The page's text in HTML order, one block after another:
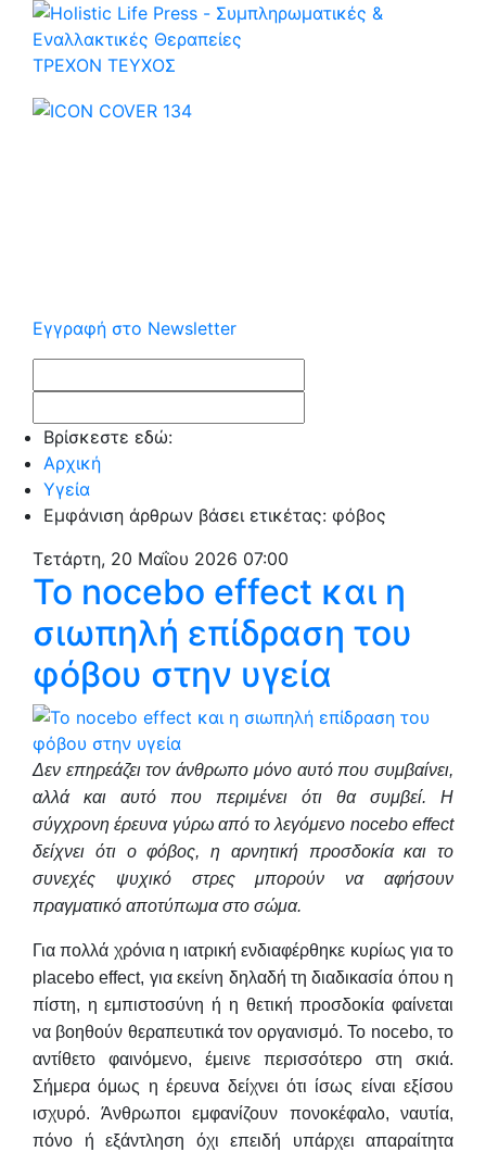
ΤΡΕΧOΝ ΤΕΥΧΟΣ
Εγγραφή στο Newsletter
Βρίσκεστε εδώ:
Αρχική
Υγεία
Εμφάνιση άρθρων βάσει ετικέτας: φόβος
Τετάρτη, 20 Μαΐου 2026 07:00
Το nocebo effect και η
σιωπηλή επίδραση του
φόβου στην υγεία
Δεν επηρεάζει τον άνθρωπο μόνο αυτό που συμβαίνει,
αλλά και αυτό που περιμένει ότι θα συμβεί. Η
σύγχρονη έρευνα γύρω από το λεγόμενο nocebo effect
δείχνει ότι ο φόβος, η αρνητική προσδοκία και το
συνεχές ψυχικό στρες μπορούν να αφήσουν
πραγματικό αποτύπωμα στο σώμα.
Για πολλά χρόνια η ιατρική ενδιαφέρθηκε κυρίως για το
placebo effect, για εκείνη δηλαδή τη διαδικασία όπου η
πίστη, η εμπιστοσύνη ή η θετική προσδοκία φαίνεται
να βοηθούν θεραπευτικά τον οργανισμό. Το nocebo, το
αντίθετο φαινόμενο, έμεινε περισσότερο στη σκιά.
Σήμερα όμως η έρευνα δείχνει ότι ίσως είναι εξίσου
ισχυρό. Άνθρωποι εμφανίζουν πονοκέφαλο, ναυτία,
πόνο ή εξάντληση όχι επειδή υπάρχει απαραίτητα